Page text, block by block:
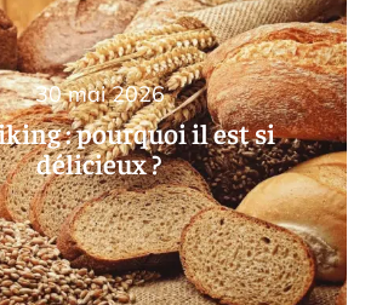
: pourquoi il est si
délicieux ?
30 mai 2026